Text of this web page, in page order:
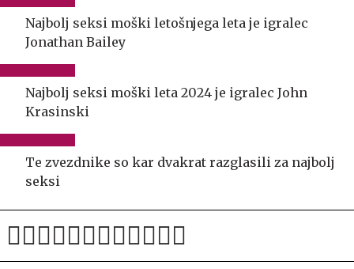
Najbolj seksi moški letošnjega leta je igralec
Jonathan Bailey
Najbolj seksi moški leta 2024 je igralec John
Krasinski
Te zvezdnike so kar dvakrat razglasili za najbolj
seksi